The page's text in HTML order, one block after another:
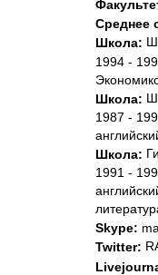
Среднее
Школа:
1994 -
Школа:
1987 -
Школа:
1991 -
Skype:
Twitter: